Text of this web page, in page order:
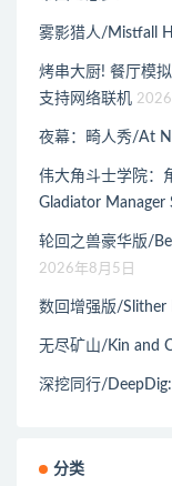
雾影猎人/Mistfall
烤串大厨! 餐厅模
支持网络联机
夜幕：畸人秀/At
伟大角斗士学院：
Gladiator Manager
轮回之兽豪华版/
2026年8月5日
数回增强版/Slither
无尽矿山/Kin and
深挖同行/
分类